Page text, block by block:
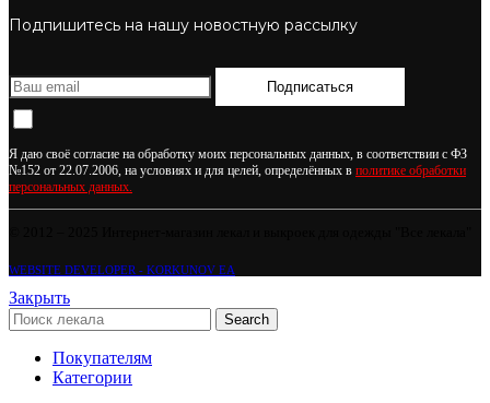
Подпишитесь на нашу новостную рассылку
Подписаться
Я даю своё согласие на обработку моих персональных данных, в соответствии с ФЗ
№152 от 22.07.2006, на условиях и для целей, определённых в политике обработки
персональных данных.
WEBSITE DEVELOPER - KORKUNOV EA
Закрыть
Search
Покупателям
Категории